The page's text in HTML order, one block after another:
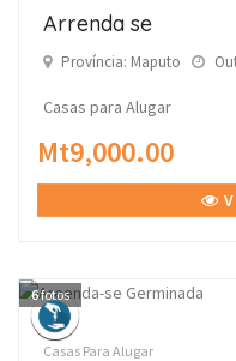
Arrenda se
Província: Maputo
Casas para Alugar
Mt9,000.00
6fotos
Casas Para Alugar